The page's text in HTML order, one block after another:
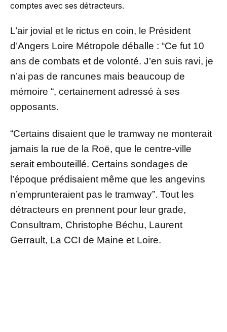
comptes avec ses détracteurs.
L’air jovial et le rictus en coin, le Président
d’Angers Loire Métropole déballe : “Ce fut 10
ans de combats et de volonté. J’en suis ravi, je
n’ai pas de rancunes mais beaucoup de
mémoire “, certainement adressé à ses
opposants.
“Certains disaient que le tramway ne monterait
jamais la rue de la Roë, que le centre-ville
serait embouteillé. Certains sondages de
l’époque prédisaient même que les angevins
n’emprunteraient pas le tramway”. Tout les
détracteurs en prennent pour leur grade,
Consultram, Christophe Béchu, Laurent
Gerrault, La CCI de Maine et Loire.